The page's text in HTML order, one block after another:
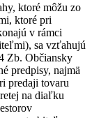
ktoré môžu zo
ktoré pri
v rámci
sa vzťahujú
Zb. Občiansky
predpisy, najmä
predaji tovaru
na diaľku